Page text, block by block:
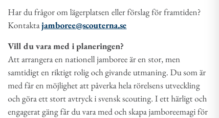
Har du frågor om lägerplatsen eller förslag för framtiden?
Kontaktajamboree@scouterna.se
Vill du vara med i planeringen?
Att arrangera en nationell jamboree är en stor, men
samtidigt en riktigt rolig och givande utmaning. Du som är
med får en möjlighet att påverka hela rörelsens utveckling
och göra ett stort avtryck i svensk scouting. I ett härligt och
engagerat gäng får du vara med och skapa jamboreemagi för